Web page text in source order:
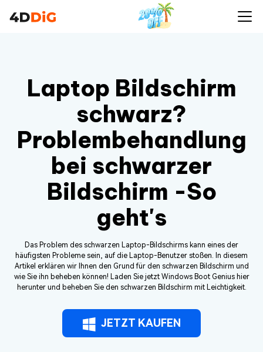
Laptop Bildschirm
schwarz?
Problembehandlung
bei schwarzer
Bildschirm -So
geht's
Das Problem des schwarzen Laptop-Bildschirms kann eines der
häufigsten Probleme sein, auf die Laptop-Benutzer stoßen. In diesem
Artikel erklären wir Ihnen den Grund für den schwarzen Bildschirm und
wie Sie ihn beheben können! Laden Sie jetzt Windows Boot Genius hier
herunter und beheben Sie den schwarzen Bildschirm mit Leichtigkeit.
JETZT KAUFEN